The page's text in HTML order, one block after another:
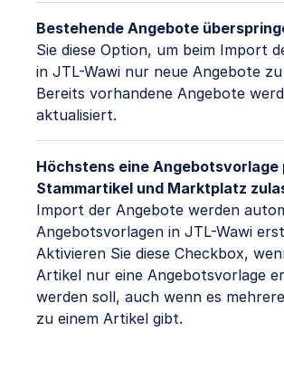
Bestehende Angebote
Sie diese Option, um beim Import
in JTL-Wawi nur neue Angebote
Bereits vorhandene Angebote
aktualisiert.
Höchstens eine Angebotsvorlage
Stammartikel und Marktplatz
Import der Angebote werden
Angebotsvorlagen in JTL-Wawi
Aktivieren Sie diese Checkbox,
Artikel nur eine Angebotsvorlage
werden soll, auch wenn es
zu einem Artikel gibt.